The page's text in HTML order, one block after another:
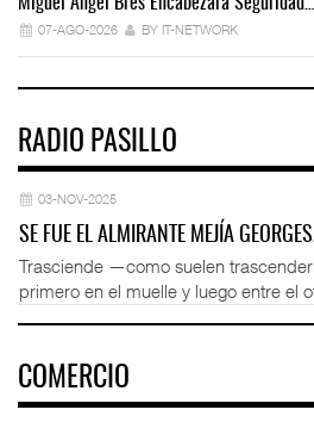
07-AGO-2026 BY IT-NETWORK
RADIO PASILLO
03-NOV-2025
SE FUE EL ALMIRANTE MEJÍA
Trasciende —como suelen trascender
primero en el muelle y luego entre el of
COMERCIO